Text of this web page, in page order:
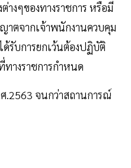
างๆของทางราชการ หรือมี
าตจากเจ้าพนักงานควบคุม
รับการยกเว้นต้องปฏิบัติ
ทางราชการกําหนด
.2563 จนกว่าสถานการณ์